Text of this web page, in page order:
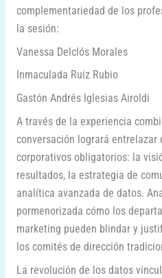
complementariedad de los
la sesión:
Vanessa Delclós Morales
Inmaculada Ruiz Rubio
Gastón Andrés Iglesias Airoldi
A través de la experiencia
conversación logrará
corporativos obligatorios: la
resultados, la estrategia de
analítica avanzada de datos.
pormenorizada cómo los
marketing pueden blindar y
los comités de dirección
La revolución de los datos